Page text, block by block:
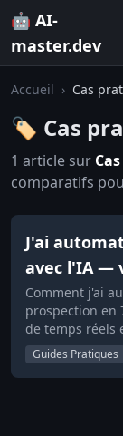
🤖 AI-
master.dev
Accueil › Cas
🏷️ Cas
1 article sur
comparatifs
J'ai
avec l'IA —
Comment j'ai
prospection en
de temps réels
Guides Pratiques